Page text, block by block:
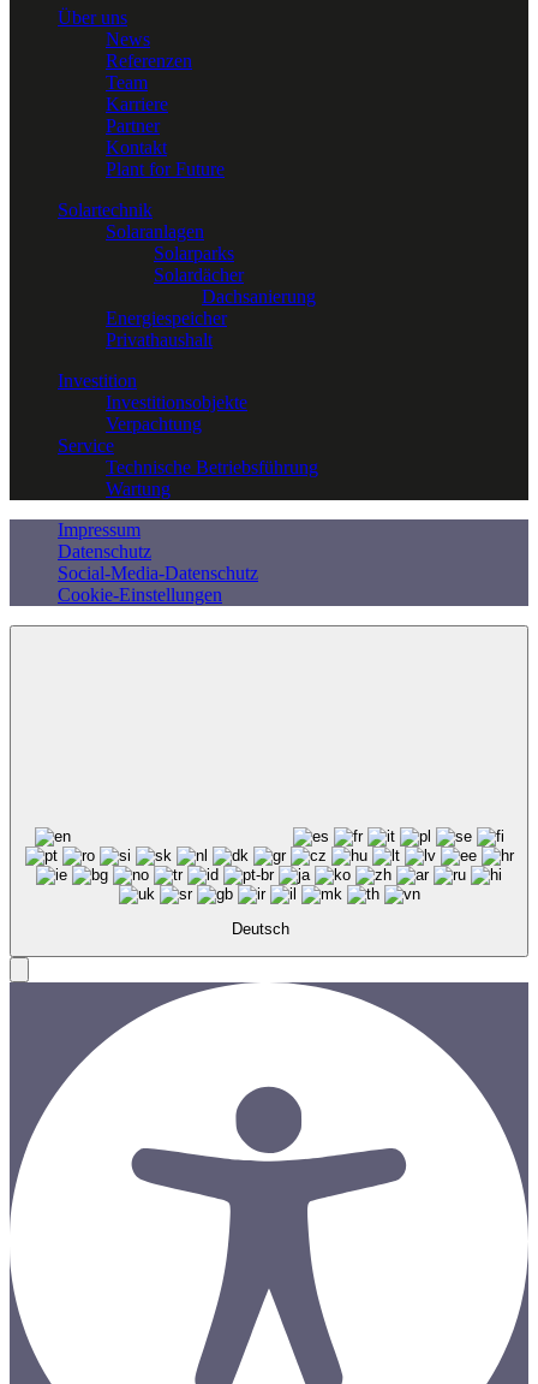
Über uns
News
Referenzen
Team
Karriere
Partner
Kontakt
Plant for Future
Solartechnik
Solaranlagen
Solarparks
Solardächer
Dachsanierung
Energiespeicher
Privathaushalt
Investition
Investitionsobjekte
Verpachtung
Service
Technische Betriebsführung
Wartung
Impressum
Datenschutz
Social-Media-Datenschutz
Cookie-Einstellungen
Deutsch